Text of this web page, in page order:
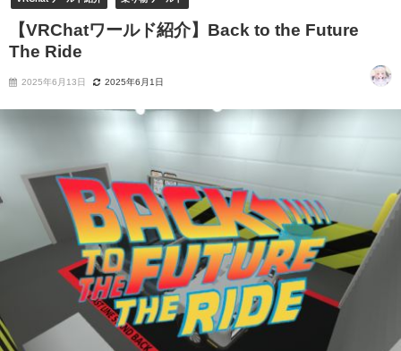
【VRChatワールド紹介】Back to the Future
The Ride
2025年6月13日 2025年6月1日